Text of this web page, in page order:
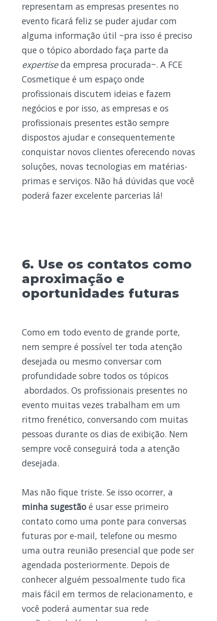
representam as empresas presentes no
evento ficará feliz se puder ajudar com
alguma informação útil ~pra isso é preciso
que o tópico abordado faça parte da
expertiseda empresa procurada~. A FCE
Cosmetique é um espaço onde
profissionais discutem ideias e fazem
negócios e por isso, as empresas e os
profissionais presentes estão sempre
dispostos ajudar e consequentemente
conquistar novos clientes oferecendo novas
soluções, novas tecnologias em matérias-
primas e serviços. Não há dúvidas que você
poderá fazer excelente parcerias lá!
6. Use os contatos como
aproximação e
oportunidades futuras
Como em todo evento de grande porte,
nem sempre é possível ter toda atenção
desejada ou mesmo conversar com
profundidade sobre todos os tópicos
abordados. Os profissionais presentes no
evento muitas vezes trabalham em um
ritmo frenético, conversando com muitas
pessoas durante os dias de exibição. Nem
sempre você conseguirá toda a atenção
desejada.
Mas não fique triste. Se isso ocorrer, a
minha sugestãoé usar esse primeiro
contato como uma ponte para conversas
futuras por e-mail, telefone ou mesmo
uma outra reunião presencial que pode ser
agendada posteriormente. Depois de
conhecer alguém pessoalmente tudo fica
mais fácil em termos de relacionamento, e
você poderá aumentar sua rede